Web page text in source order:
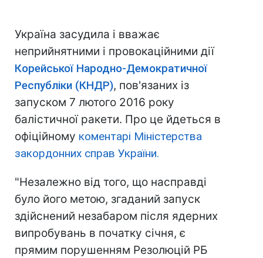
Україна засудила і вважає
неприйнятними і провокаційними дії
Корейської Народно-Демократичної
Республіки (КНДР), пов'язаних із
запуском 7 лютого 2016 року
балістичної ракети. Про це йдеться в
офіційному коментарі Міністерства
закордонних справ України.
"Незалежно від того, що насправді
було його метою, згаданий запуск
здійснений незабаром після ядерних
випробувань в початку січня, є
прямим порушенням Резолюцій РБ